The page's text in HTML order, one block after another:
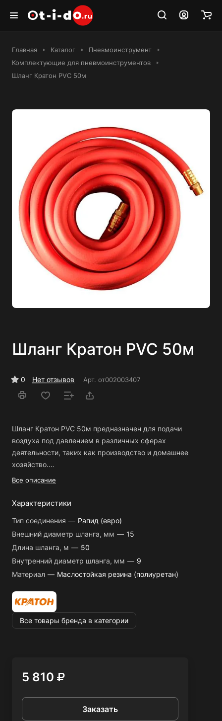
Главная Каталог
Пневмоинструмент
Комплектующие для пневмоинструментов
Шланг Кратон PVC 50м
Шланг Кратон PVC 50м
0 Нет отзывов Арт. от002003407
Шланг Кратон PVC 50м предназначен для подачи
воздуха под давлением в различных сферах
деятельности, таких как производство и домашнее
хозяйство.
- Внутренний диаметр шланга: 9 мм;
- Материал: маслостойкая резина (полиуретан);
- Название продукта: Шланг Кратон PVC 50м;
- Внешний диаметр шланга: 15 мм.
Шланг Кратон PVC 50м обладает следующими
- Маслостойкий материал позволяет использовать шланг
для передачи воздуха, не боясь утечек;
- Рапид (евро) соединение обеспечивает быстрое и
простое подключение к различным инструментам и
инструмент, который отлично подойдет для
повседневных задач в домашнем хозяйстве.
Все описание
Характеристики
Тип соединения — Рапид (евро)
Внешний диаметр шланга, мм — 15
Длина шланга, м — 50
Внутренний диаметр шланга, мм — 9
Материал — Маслостойкая резина (полиуретан)
Все товары бренда в категории
5 810
Заказать